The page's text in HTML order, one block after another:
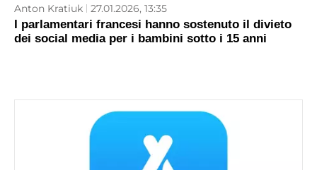
Anton Kratiuk 27.01.2026, 13:35
I parlamentari francesi hanno sostenuto il divieto
dei social media per i bambini sotto i 15 anni